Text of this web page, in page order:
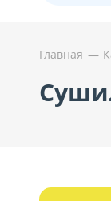
Главная